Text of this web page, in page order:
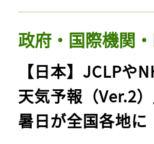
政府・国際機関
【日本】JCLPや
天気予報（Ver.2
暑日が全国各地に